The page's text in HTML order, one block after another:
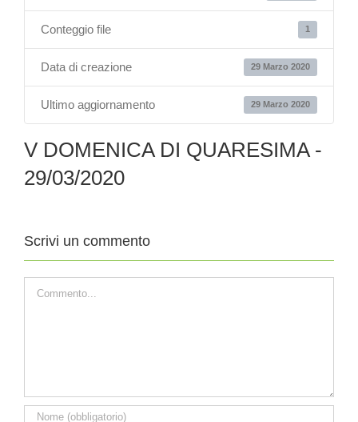
Conteggio file 1
Data di creazione 29 Marzo 2020
Ultimo aggiornamento 29 Marzo 2020
V DOMENICA DI QUARESIMA -
29/03/2020
Scrivi un commento